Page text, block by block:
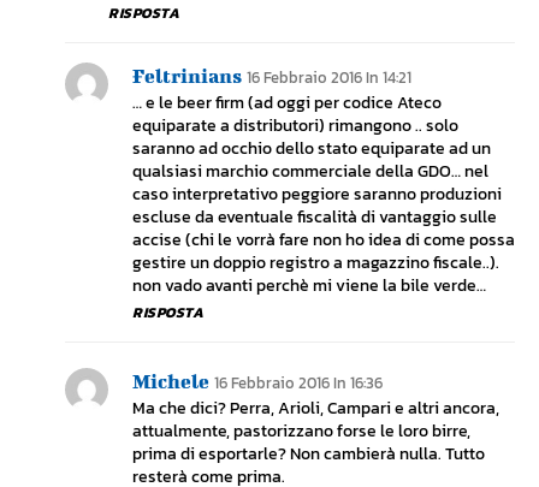
RISPOSTA
Feltrinians 16 Febbraio 2016 In 14:21
… e le beer firm (ad oggi per codice Ateco
equiparate a distributori) rimangono .. solo
saranno ad occhio dello stato equiparate ad un
qualsiasi marchio commerciale della GDO… nel
caso interpretativo peggiore saranno produzioni
escluse da eventuale fiscalità di vantaggio sulle
accise (chi le vorrà fare non ho idea di come possa
gestire un doppio registro a magazzino fiscale..).
non vado avanti perchè mi viene la bile verde…
RISPOSTA
Michele 16 Febbraio 2016 In 16:36
Ma che dici? Perra, Arioli, Campari e altri ancora,
attualmente, pastorizzano forse le loro birre,
prima di esportarle? Non cambierà nulla. Tutto
resterà come prima.